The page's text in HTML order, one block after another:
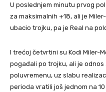
U poslednjem minutu prvog
za maksimalnih +18, ali je
ubacio trojku, pa je Real na
I trećoj četvrtini su Kodi Miler-
pogađali po trojku, ali je
poluvremenu, uz slabu
perioda vratili još jednom na